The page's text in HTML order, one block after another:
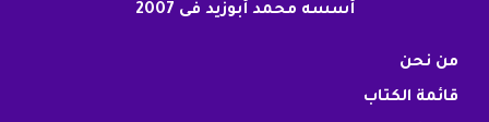
أسسه محمد أبوزيد فى 2007
من نحن
قائمة الكتاب